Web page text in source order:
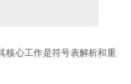
核心工作是符号表解析和重